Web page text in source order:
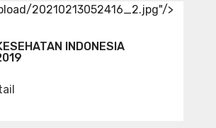
20210213052416_2.jpg"/>
INDONESIA